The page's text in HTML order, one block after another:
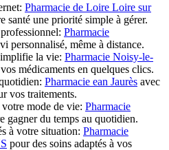
Pharmacie de Loire Loire sur
santé une priorité simple à gérer.
Pharmacie
personnalisé, même à distance.
la vie: Pharmacie Noisy-le-
médicaments en quelques clics.
Pharmacie ean Jaurès avec
vos traitements.
votre mode de vie: Pharmacie
gagner du temps au quotidien.
à votre situation: Pharmacie
pour des soins adaptés à vos